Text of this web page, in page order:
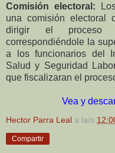
Comisión electoral:
una comisión electoral
dirigir el proceso
correspondiéndole la
a los funcionarios del
Salud y Seguridad
que fiscalizaran el
Vea y
Hector Parra Leal a la/s
Compartir